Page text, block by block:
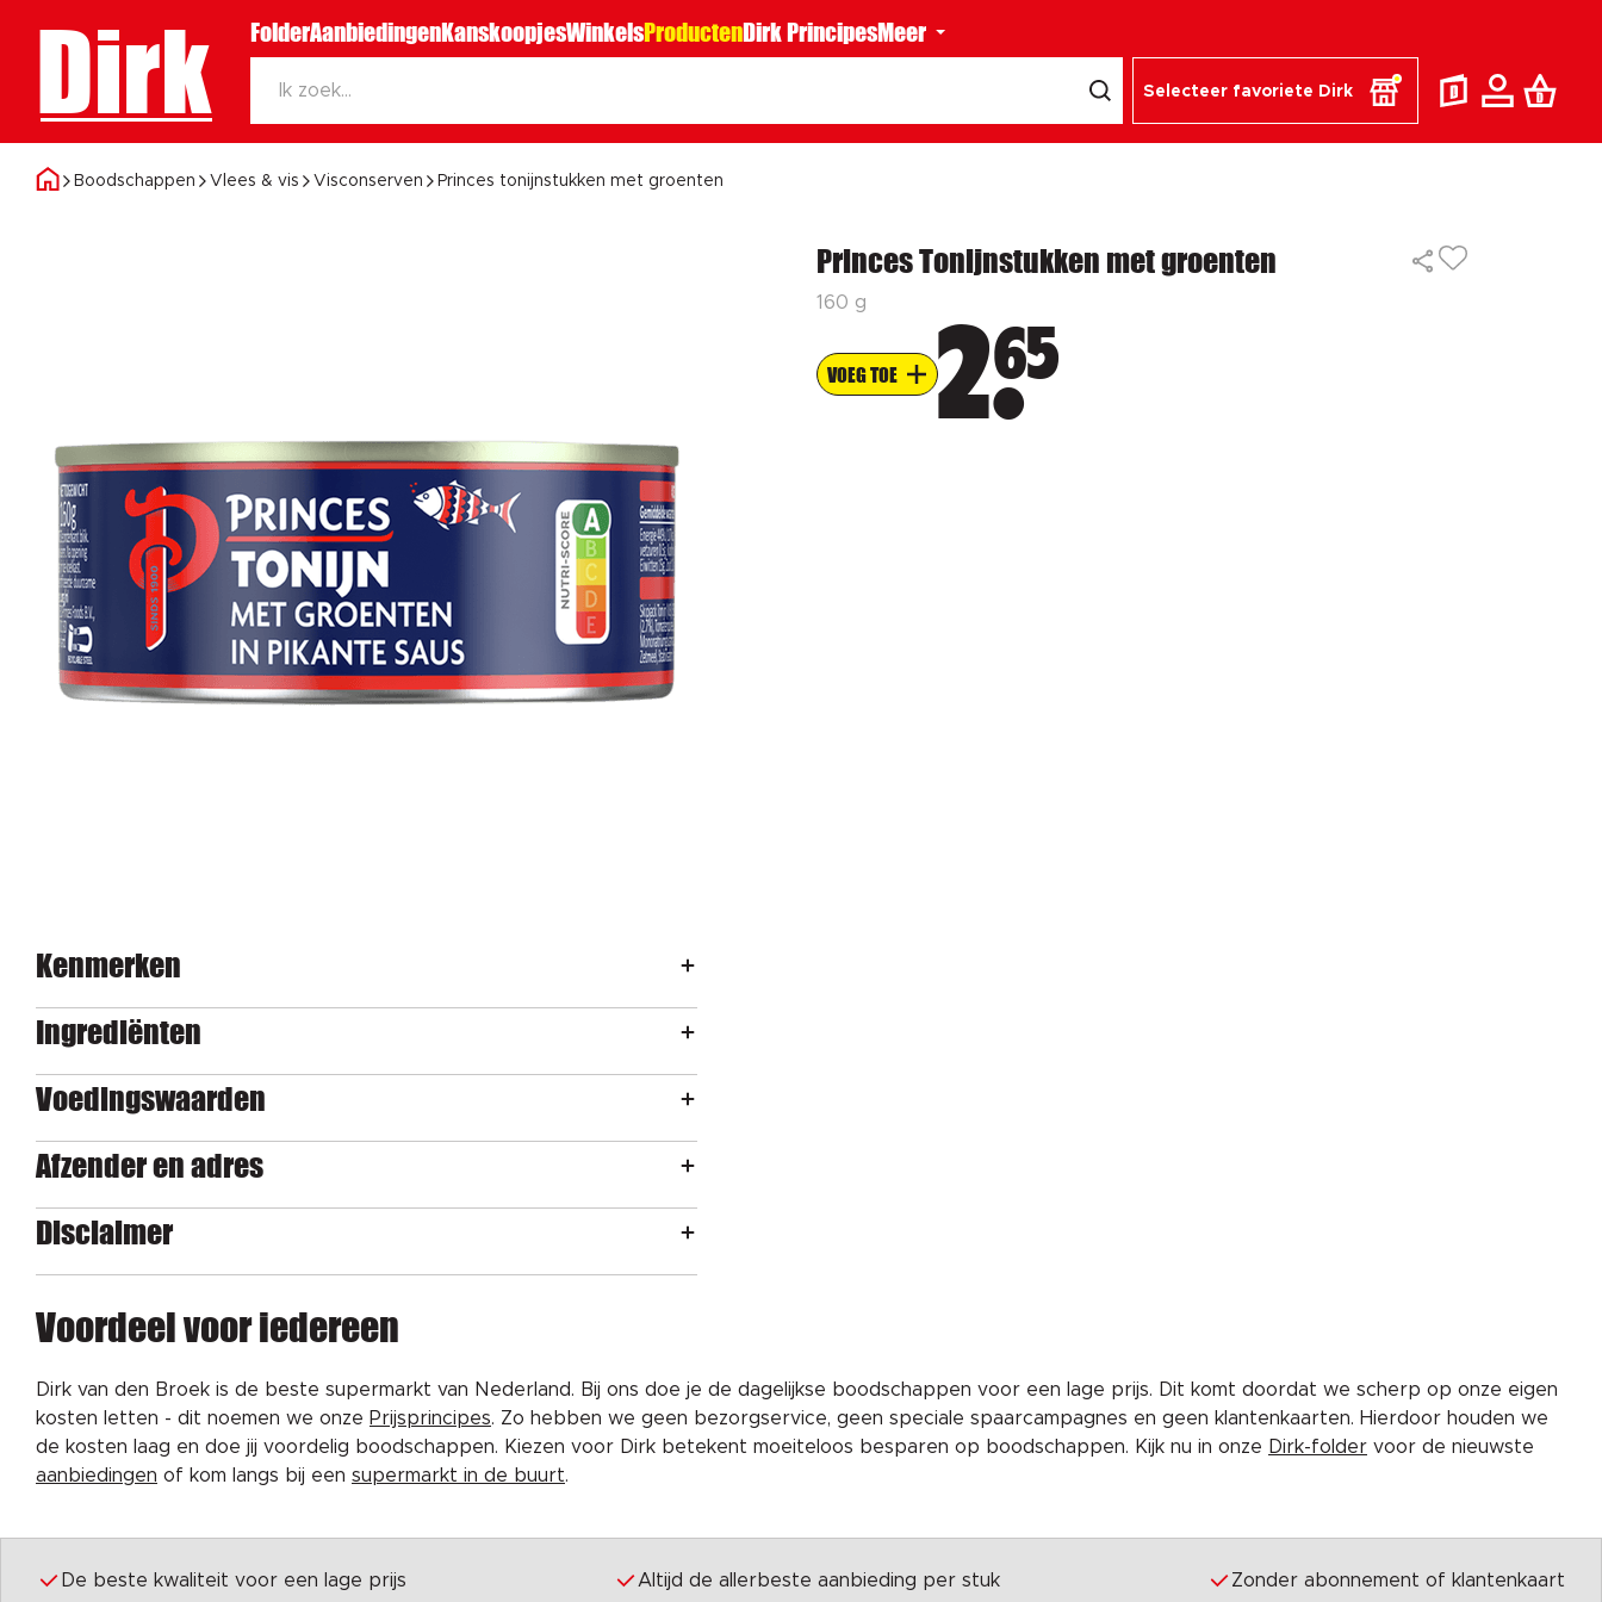
Dirk FolderAanbiedingenKanskoopjesWinkelsProductenDirk PrincipesMeer
Selecteer favoriete Dirk
Boodschappen Vlees & vis Visconserven Princes tonijnstukken met groenten
Princes Tonijnstukken met groenten
160 g
VOEG TOE 265
Kenmerken
Ingrediënten
Voedingswaarden
Afzender en adres
Disclaimer
Voordeel voor iedereen
Dirk van den Broek is de beste supermarkt van Nederland. Bij ons doe je de dagelijkse boodschappen voor een lage prijs. Dit komt doordat we scherp op onze eigen
kosten letten - dit noemen we onze Prijsprincipes. Zo hebben we geen bezorgservice, geen speciale spaarcampagnes en geen klantenkaarten. Hierdoor houden we
de kosten laag en doe jij voordelig boodschappen. Kiezen voor Dirk betekent moeiteloos besparen op boodschappen. Kijk nu in onze Dirk-folder voor de nieuwste
aanbiedingen of kom langs bij een supermarkt in de buurt.
De beste kwaliteit voor een lage prijs Altijd de allerbeste aanbieding per stuk Zonder abonnement of klantenkaart